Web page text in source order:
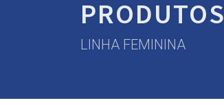
PRODUTOS
LINHA FEMININA